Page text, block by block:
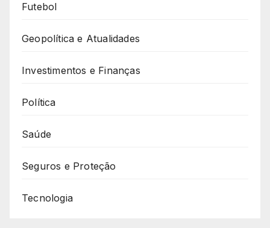
Futebol
Geopolítica e Atualidades
Investimentos e Finanças
Política
Saúde
Seguros e Proteção
Tecnologia